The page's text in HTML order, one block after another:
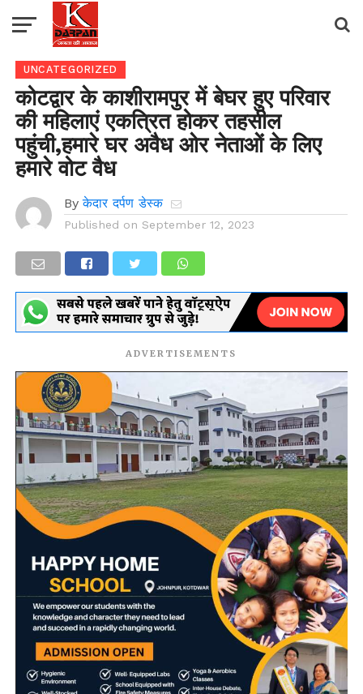
UNCATEGORIZED
कोटद्वार के काशीरामपुर में बेघर हुए परिवार
की महिलाएं एकत्रित होकर तहसील
पहुंची,हमारे घर अवैध ओर नेताओं के लिए
हमारे वोट वैध
By केदार दर्पण डेस्क
Published on September 12, 2023
ADVERTISEMENTS